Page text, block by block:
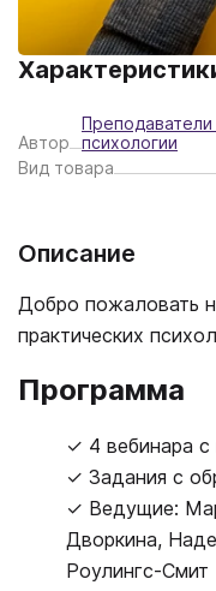
Автор
Преподаватели
психологии
Вид товара
Описание
Добро пожаловать
практических
Программа
✓ 4 вебинара
✓ Задания с
✓ Ведущие:
Дворкина,
Роулингс-Смит